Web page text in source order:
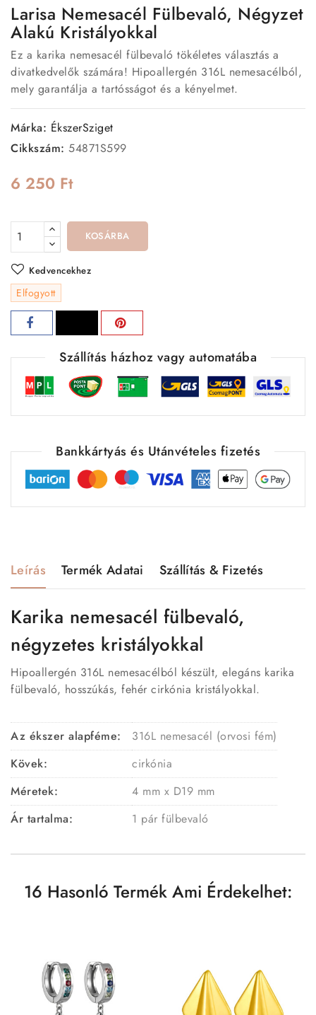
Larisa Nemesacél Fülbevaló, Négyzet
Alakú Kristályokkal
Ez a karika nemesacél fülbevaló tökéletes választás a
divatkedvelők számára! Hipoallergén 316L nemesacélból,
mely garantálja a tartósságot és a kényelmet.
Márka: ÉkszerSziget
Cikkszám: 54871S599
6 250 Ft
KOSÁRBA
Kedvencekhez
Elfogyott
Szállítás házhoz vagy automatába
Bankkártyás és Utánvételes fizetés
Leírás Termék Adatai Szállítás & Fizetés
Karika nemesacél fülbevaló,
négyzetes kristályokkal
Hipoallergén 316L nemesacélból készült, elegáns karika
fülbevaló, hosszúkás, fehér cirkónia kristályokkal.
Az ékszer alapféme:
316L nemesacél (orvosi fém)
Kövek:
cirkónia
Méretek:
4 mm x D19 mm
Ár tartalma:
1 pár fülbevaló
16 Hasonló Termék Ami Érdekelhet: